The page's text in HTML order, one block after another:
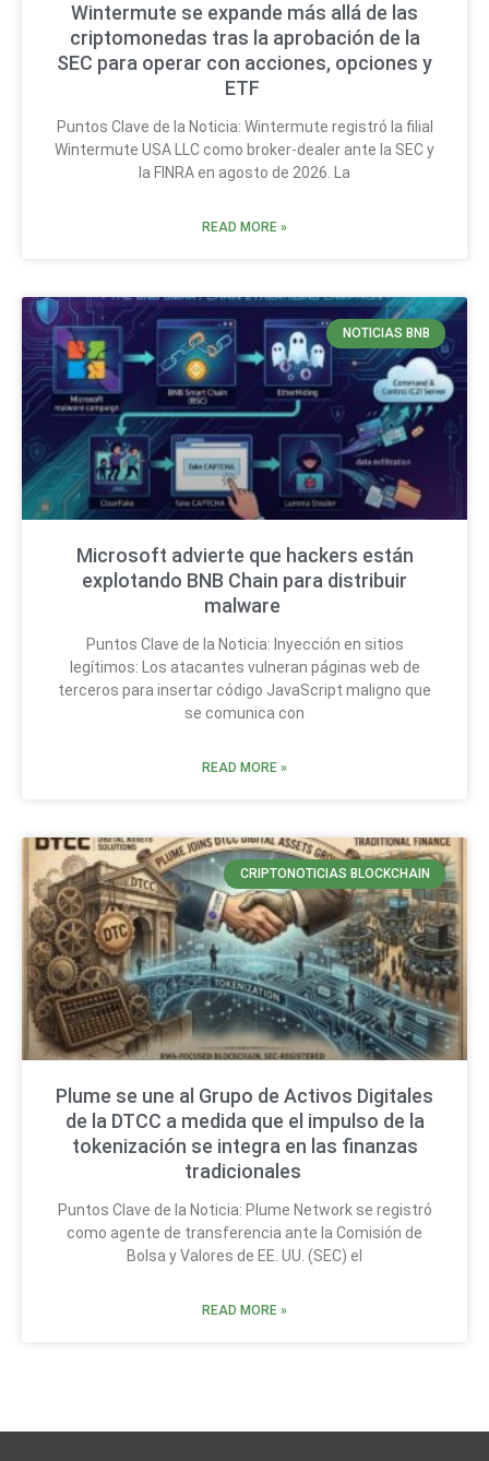
Wintermute se expande más allá de las
criptomonedas tras la aprobación de la
SEC para operar con acciones, opciones y
ETF
Puntos Clave de la Noticia: Wintermute registró la filial
Wintermute USA LLC como broker-dealer ante la SEC y
la FINRA en agosto de 2026. La
READ MORE »
NOTICIAS BNB
Microsoft advierte que hackers están
explotando BNB Chain para distribuir
malware
Puntos Clave de la Noticia: Inyección en sitios
legítimos: Los atacantes vulneran páginas web de
terceros para insertar código JavaScript maligno que
se comunica con
READ MORE »
CRIPTONOTICIAS BLOCKCHAIN
Plume se une al Grupo de Activos Digitales
de la DTCC a medida que el impulso de la
tokenización se integra en las finanzas
tradicionales
Puntos Clave de la Noticia: Plume Network se registró
como agente de transferencia ante la Comisión de
Bolsa y Valores de EE. UU. (SEC) el
READ MORE »